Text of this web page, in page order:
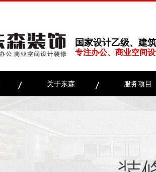
国家设计乙级、建
专注办公、商业空间
关于东森 服务项目